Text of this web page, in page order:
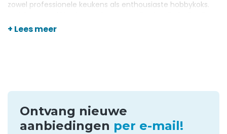
zowel professionele keukens als enthousiaste hobbykoks.
snijtaak moeiteloos en nauwkeurig maakt.
+ Lees meer
Ontvang nieuwe
aanbiedingen per e-mail!